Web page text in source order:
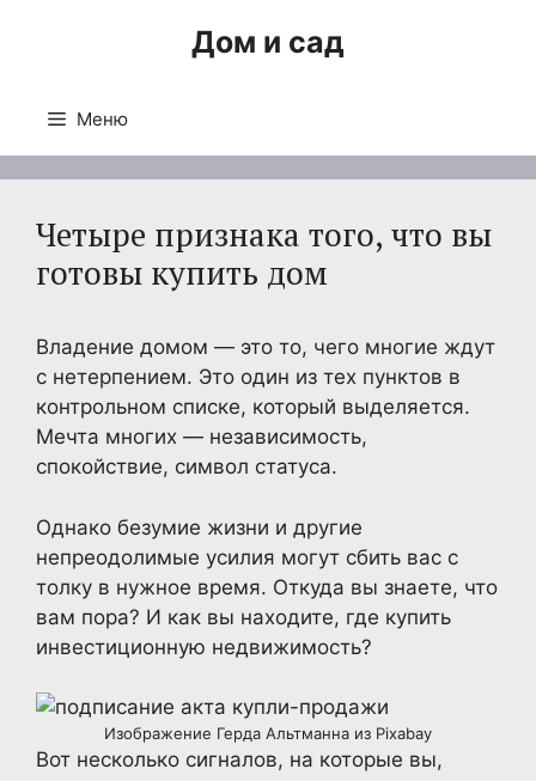
Дом и сад
Меню
Четыре признака того, что вы
готовы купить дом
Владение домом — это то, чего многие ждут
с нетерпением. Это один из тех пунктов в
контрольном списке, который выделяется.
Мечта многих — независимость,
спокойствие, символ статуса.
Однако безумие жизни и другие
непреодолимые усилия могут сбить вас с
толку в нужное время. Откуда вы знаете, что
вам пора? И как вы находите, где купить
инвестиционную недвижимость?
Изображение Герда Альтманна из Pixabay
Вот несколько сигналов, на которые вы,